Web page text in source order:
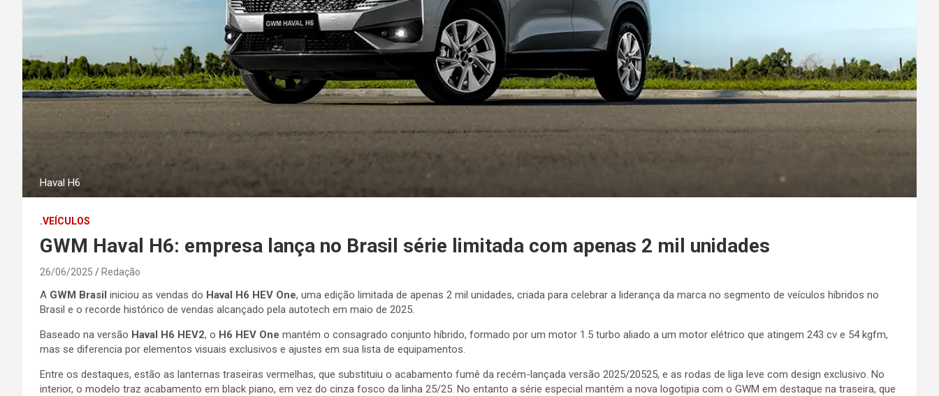
Haval H6
.VEÍCULOS
GWM Haval H6: empresa lança no Brasil série limitada com apenas 2 mil unidades
26/06/2025 Redação
A GWM Brasil iniciou as vendas do Haval H6 HEV One, uma edição limitada de apenas 2 mil unidades, criada para celebrar a liderança da marca no segmento de veículos híbridos no
Brasil e o recorde histórico de vendas alcançado pela autotech em maio de 2025.
Baseado na versão Haval H6 HEV2, o H6 HEV One mantém o consagrado conjunto híbrido, formado por um motor 1.5 turbo aliado a um motor elétrico que atingem 243 cv e 54 kgfm,
mas se diferencia por elementos visuais exclusivos e ajustes em sua lista de equipamentos.
Entre os destaques, estão as lanternas traseiras vermelhas, que substituiu o acabamento fumê da recém-lançada versão 2025/20525, e as rodas de liga leve com design exclusivo. No
interior, o modelo traz acabamento em black piano, em vez do cinza fosco da linha 25/25. No entanto a série especial mantém a nova logotipia com o GWM em destaque na traseira, que